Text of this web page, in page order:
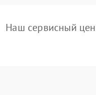
Наш сервисный